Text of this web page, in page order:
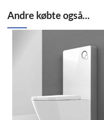
Andre købte også...